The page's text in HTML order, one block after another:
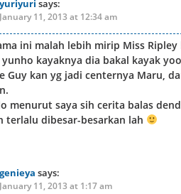
yuriyuri says:
January 11, 2013 at 12:34 am
ini malah lebih mirip Miss
kayaknya dia bakal kayak
Guy kan yg jadi centernya Maru,
menurut saya sih cerita balas
terlalu dibesar-besarkan lah
genieya says:
January 11, 2013 at 1:17 am